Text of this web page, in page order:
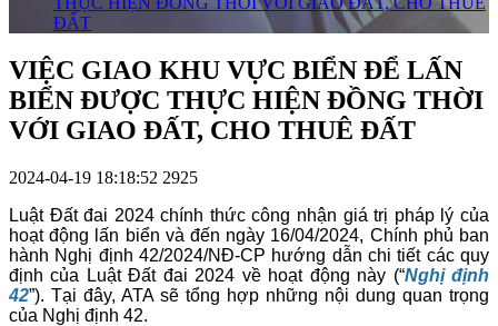
ĐẤT
VIỆC GIAO KHU VỰC BIỂN ĐỂ LẤN
BIỂN ĐƯỢC THỰC HIỆN ĐỒNG THỜI
VỚI GIAO ĐẤT, CHO THUÊ ĐẤT
2024-04-19 18:18:52 2925
Luật Đất đai 2024 chính thức công nhận giá trị pháp lý của
hoạt động lấn biển và đến ngày 16/04/2024, Chính phủ ban
hành Nghị định 42/2024/NĐ-CP hướng dẫn chi tiết các quy
định của Luật Đất đai 2024 về hoạt động này (“Nghị định
42”). Tại đây, ATA sẽ tổng hợp những nội dung quan trọng
của Nghị định 42.